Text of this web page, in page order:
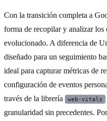
Con la transición completa a
forma de recopilar y analizar los
evolucionado. A diferencia de
diseñado para un seguimiento
ideal para capturar métricas de
configuración de eventos
través de la librería
web-vitals
granularidad sin precedentes.